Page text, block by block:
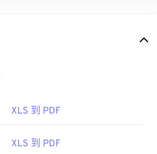
XLS 到 PDF
XLS 到 PDF